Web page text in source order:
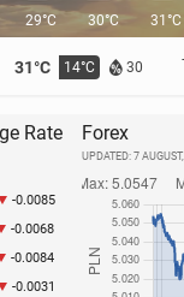
31°C 14°C 30
29°C 30°C 31°C
Rate
-0.0085
-0.0068
-0.0084
-0.0031
Forex
UPDATED: 7